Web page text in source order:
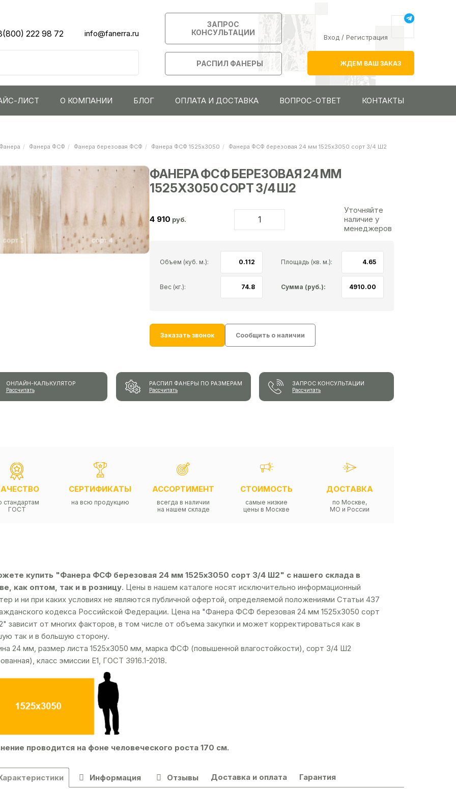
222 98 72 info@fanerra.ru
ЗАПРОС
КОНСУЛЬТАЦИИ
РАСПИЛ ФАНЕРЫ
Вход / Регистрация
ЖДЕМ ВАШ ЗАКАЗ
ЛИСТ О КОМПАНИИ БЛОГ ОПЛАТА И ДОСТАВКА ВОПРОС-ОТВЕТ КОНТАКТЫ
Фанера Фанера ФСФ Фанера березовая ФСФ Фанера ФСФ 1525х3050 Фанера ФСФ березовая 24 мм 1525х3050 сорт 3/4 Ш2
ФАНЕРА ФСФ БЕРЕЗОВАЯ 24 ММ
1525Х3050 СОРТ 3/4 Ш2
4 910 руб.
Уточняйте
наличие у
менеджеров
Объем (куб. м.): Площадь (кв. м.):
Вес (кг.): Сумма (руб.):
Заказать звонок Сообщить о наличии
ОНЛАЙН-КАЛЬКУЛЯТОР
Рассчитать
РАСПИЛ ФАНЕРЫ ПО РАЗМЕРАМ
Рассчитать
ЗАПРОС КОНСУЛЬТАЦИИ
Рассчитать
стандартам
ГОСТ
СЕРТИФИКАТЫ
на всю продукцию
АССОРТИМЕНТ
всегда в наличии
на нашем складе
СТОИМОСТЬ
самые низкие
цены в Москве
ДОСТАВКА
по Москве,
МО и России
купить "Фанера ФСФ березовая 24 мм 1525х3050 сорт 3/4 Ш2" с нашего склада в
как оптом, так и в розницу. Цены в нашем каталоге носят исключительно информационный
и ни при каких условиях не являются публичной офертой, определяемой положениями Статьи 437
кодекса Российской Федерации. Цена на "Фанера ФСФ березовая 24 мм 1525х3050 сорт
зависит от многих факторов, в том числе от объема закупки и может корректироваться как в
так и в большую сторону.
24 мм, размер листа 1525х3050 мм, марка ФСФ (повышенной влагостойкости), сорт 3/4 Ш2
класс эмиссии Е1, ГОСТ 3916.1-2018.
проводится на фоне человеческого роста 170 см.
Информация Отзывы Доставка и оплата Гарантия